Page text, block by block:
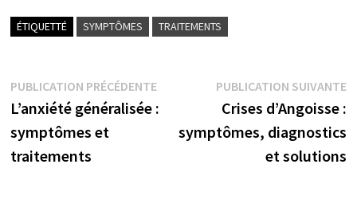
ÉTIQUETTÉ SYMPTÔMES TRAITEMENTS
Navigation
de
l’article
PUBLICATION PRÉCÉDENTEPublication
précédente :
L’anxiété généralisée :
symptômes et
traitements
PUBLICATION SUIVANTE
Crises d’Angoisse :
symptômes, diagnostics
et solutions